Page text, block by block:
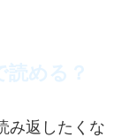
読める？
み返したくな